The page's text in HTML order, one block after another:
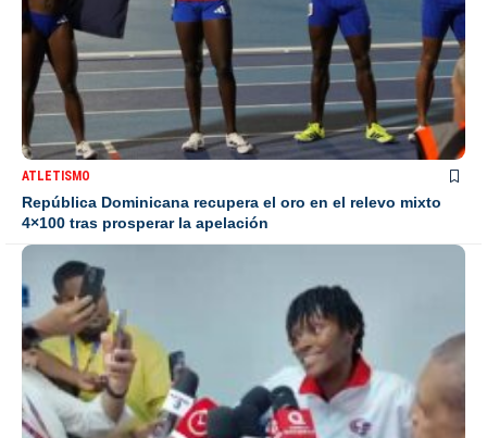
ATLETISMO
República Dominicana recupera el oro en el relevo mixto
4×100 tras prosperar la apelación